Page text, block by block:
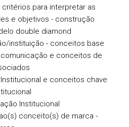
para interpretar as
e objetivos - construção
double diamond
instituição - conceitos base
e conceitos de
e conceitos chave
Institucional
conceito(s) de marca -